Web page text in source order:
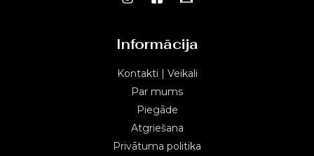
Informācija
Kontakti | Veikali
Par mums
Piegāde
Atgriešana
Privātuma politika